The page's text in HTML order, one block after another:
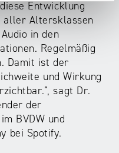
Entwicklung
aller Altersklassen
in den
Regelmäßig
Damit ist der
und Wirkung
sagt Dr.
der
BVDW und
bei Spotify.